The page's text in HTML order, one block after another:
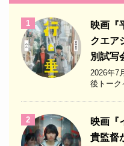
1
映画『
クエア
別試
2026年7
後トーク
2
映画『
貴監督